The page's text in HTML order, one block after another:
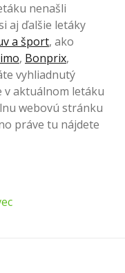
nenašli
aj ďalšie letáky
a šport, ako
, Bonprix,
vyhliadnutý
v aktuálnom letáku
webovú stránku
práve tu nájdete